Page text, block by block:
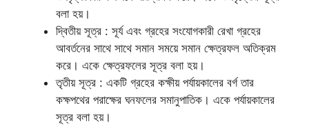
বলা হয়।
দ্বিতীয় সূত্র : সূর্য এবং গ্রহের সংযোগকারী রেখা গ্রহের
আবর্তনের সাথে সাথে সমান সময়ে সমান ক্ষেত্রফল অতিক্রম
করে। একে ক্ষেত্রফলের সূত্র বলা হয়।
তৃতীয় সূত্র : একটি গ্রহের কক্ষীয় পর্যায়কালের বর্গ তার
কক্ষপথের পরাক্ষের ঘনফলের সমানুপাতিক। একে পর্যায়কালের
সূত্র বলা হয়।